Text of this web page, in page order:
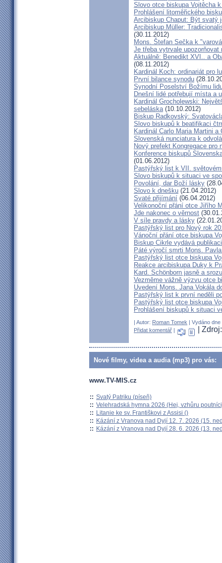
Slovo otce biskupa Vojtěcha
Prohlášení litoměřického
Arcibiskup Chaput: Být svatý
Arcibiskup Müller:
(30.11.2012)
Mons. Štefan Sečka k
Je třeba vytrvale
Aktuálně: Benedikt XVI.. a
(08.11.2012)
Kardinál Koch: ordinariát pro
První bilance synodu
Synodní Poselství Božímu
Dnešní lidé potřebují místa a
Kardinál Grocholewski:
sebeláska(10.10.2012)
Biskup Radkovský:
Slovo biskupů k beatifikaci
Kardinál Carlo Maria Martini
Slovenská nunciatura k
Nový prefekt Kongregace pro
Konference biskupů
(01.06.2012)
Pastýřský list k VII.
Slovo biskupů k situaci ve
Povolání, dar Boží lásky
Slovo k dnešku (21.04.2012)
Svaté přijímání (06.04.2012)
Velikonoční přání otce Jiřího
Jde nakonec o věrnost
V síle pravdy a lásky
Pastýřský list pro Nový rok
Vánoční přání otce biskupa
Biskup Cikrle vydává
Páté výročí smrti Mons.
Pastýřský list otce biskupa
Reakce arcibiskupa Duky k
Kard. Schönborn jasně a
Vezměme vážně výzvu otce
Uvedení Mons. Jana Vokála
Pastýřský list k první neděli
Pastýřský list otce biskupa
Prohlášení biskupů k situaci
| Autor: Roman Tomek | Vydáno
Přidat komentář | |
Nové filmy, videa a audia (mp3) pro vás:
www.TV-MIS.cz
:: Svatý Patriku (píseň)
:: Velehradská hymna 2026 (Hej, vzhůru
:: Litanie ke sv. Františkovi z Assisi ()
:: Kázání z Vranova nad Dyjí 12. 7. 2026 (15.
:: Kázání z Vranova nad Dyjí 28. 6. 2026 (13.